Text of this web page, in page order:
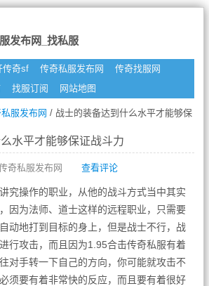
发布网_找私服
传奇sf 传奇私服发布网
传奇找服网
找服订阅 网站地图
服发布网 / 战士的装备达到什么水平才能够保
水平才能够保证战斗力
奇私服发布网 查看评论
究操作的职业，从他的战斗方式当中其实
因为法师、道士这样的远程职业，只需要
动地打到目标的身上，但是战士不行，战
行攻击，而且因为1.95合击传奇私服有着
对手转一下自己的方向，你可能就攻击不
须要有着非常快的反应，而且要有着很好